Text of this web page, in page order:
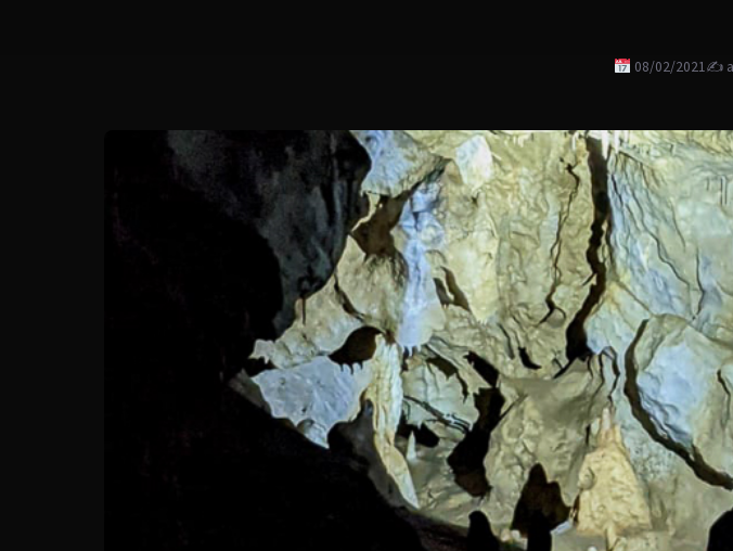
08/02/2021✍️